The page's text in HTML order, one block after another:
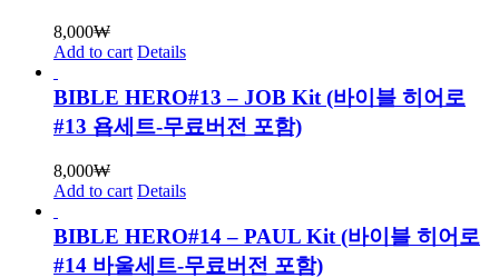
8,000₩
Add to cart Details
BIBLE HERO#13 – JOB Kit (바이블 히어로
#13 욥세트-무료버전 포함)
8,000₩
Add to cart Details
BIBLE HERO#14 – PAUL Kit (바이블 히어로
#14 바울세트-무료버전 포함)